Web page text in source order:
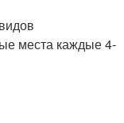
места каждые 4-